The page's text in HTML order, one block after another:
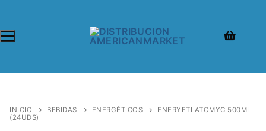
INICIO BEBIDAS ENERGÉTICOS
ENERYETI ATOMYC 500ML
(24UDS)